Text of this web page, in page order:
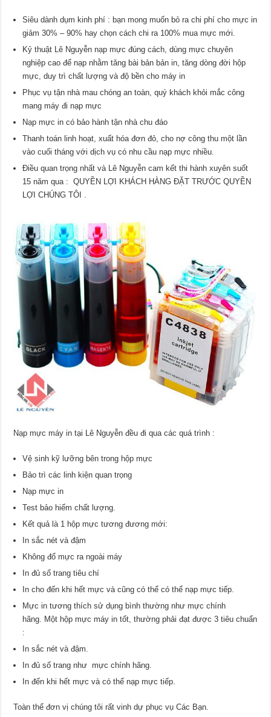
Siêu dành dụm kinh phí : bạn mong muốn bỏ ra chi phí cho mực in
giảm 30% – 90% hay chọn cách chi ra 100% mua mực mới.
Kỷ thuật Lê Nguyễn nạp mực đúng cách, dùng mực chuyên
nghiệp cao để nạp nhằm tăng bài bản bản in, tăng dòng đời hộp
mực, duy trì chất lượng và độ bền cho máy in
Phục vụ tận nhà mau chóng an toàn, quý khách khỏi mắc công
mang máy đi nạp mực
Nạp mực in có bảo hành tận nhà chu đáo
Thanh toán linh hoạt, xuất hóa đơn đỏ, cho nợ công thu một lần
vào cuối tháng với dịch vụ có nhu cầu nạp mực nhiều.
Điều quan trọng nhất và Lê Nguyễn cam kết thi hành xuyên suốt
15 năm qua : QUYỀN LỢI KHÁCH HÀNG ĐẶT TRƯỚC QUYỀN
LỢI CHÚNG TÔI .
Nạp mực máy in tại Lê Nguyễn đều đi qua các quá trình :
Vệ sinh kỹ lưỡng bên trong hộp mực
Bảo trì các linh kiện quan trọng
Nạp mực in
Test bảo hiểm chất lượng.
Kết quả là 1 hộp mực tương đương mới:
In sắc nét và đậm
Không đổ mực ra ngoài máy
In đủ số trang tiêu chí
In cho đến khi hết mực và cũng có thể có thể nạp mực tiếp.
Mực in tương thích sử dụng bình thường như mực chính
hãng. Một hộp mực máy in tốt, thường phải đạt được 3 tiêu chuẩn
:
In sắc nét và đậm.
In đủ số trang như mực chính hãng.
In đến khi hết mực và có thể nạp mực tiếp.
Toàn thể đơn vị chúng tôi rất vinh dự phục vụ Các Bạn.